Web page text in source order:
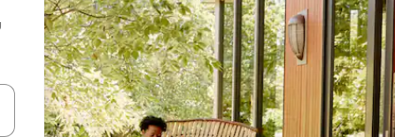
vya vishale vya juu na chini au uchunguze kwa kugusa au